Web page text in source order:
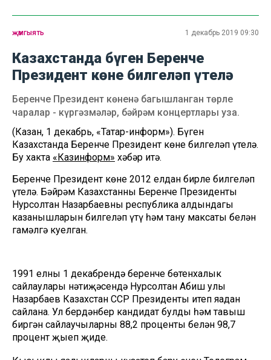
җәмгыять 1 декабрь 2019 09:30
Казахстанда бүген Беренче
Президент көне билгеләп үтелә
Беренче Президент көненә багышланган төрле
чаралар - күргәзмәләр, бәйрәм концертлары уза.
(Казан, 1 декабрь, «Татар-информ»). Бүген
Казахстанда Беренче Президент көне билгеләп үтелә.
Бу хакта «Казинформ» хәбәр итә.
Беренче Президент көне 2012 елдан бирле билгеләп
үтелә. Бәйрәм Казахстанның Беренче Президенты
Нурсолтан Назарбаевның республика алдындагы
казанышларын билгеләп үтү һәм тану максаты белән
гамәлгә куелган.
1991 елның 1 декабрендә беренче бөтенхалык
сайлаулары нәтиҗәсендә Нурсолтан Абиш улы
Назарбаев Казахстан ССР Президенты итеп яңадан
сайлана. Ул бердәнбер кандидат булды һәм тавыш
биргән сайлаучыларның 88,2 проценты белән 98,7
процент җыеп җиңде.